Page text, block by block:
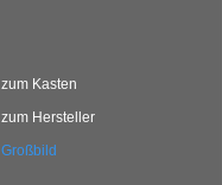
zum Kasten
zum Hersteller
Großbild